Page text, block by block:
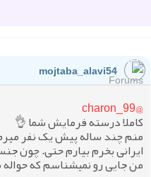
mojtaba_alavi54
@charon_99
کاملا درسته فرمایش شما 👌
منم چند ساله پیش یک نفر
ایرانی بخرم بیارم حتی. چون
من جایی رو نمیشناسم که